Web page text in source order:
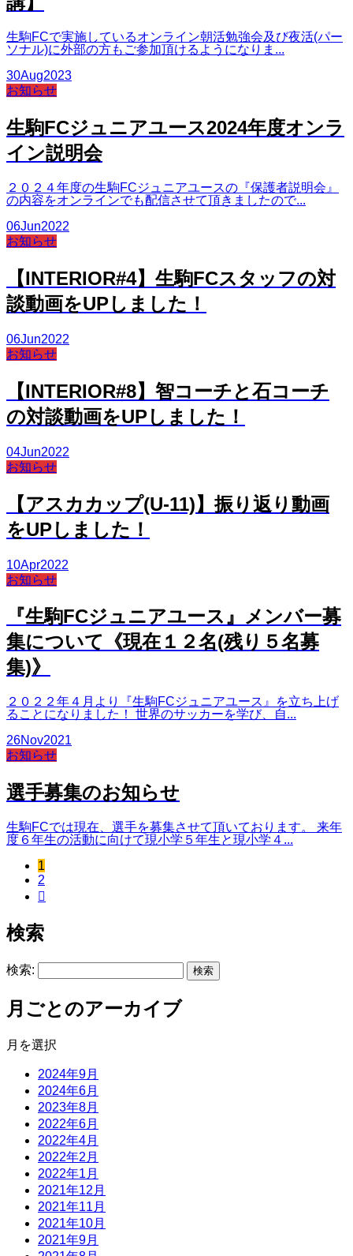
生駒FCで実施しているオンライン朝活勉強会及び夜活(パー
ソナル)に外部の方もご参加頂けるようになりま...
30Aug2023
お知らせ
生駒FCジュニアユース2024年度オンラ
イン説明会
２０２４年度の生駒FCジュニアユースの『保護者説明会』
の内容をオンラインでも配信させて頂きましたので...
06Jun2022
お知らせ
【INTERIOR#4】生駒FCスタッフの対
談動画をUPしました！
06Jun2022
お知らせ
【INTERIOR#8】智コーチと石コーチ
の対談動画をUPしました！
04Jun2022
お知らせ
【アスカカップ(U-11)】振り返り動画
をUPしました！
10Apr2022
お知らせ
『生駒FCジュニアユース』メンバー募
集について《現在１２名(残り５名募
集)》
２０２２年４月より『生駒FCジュニアユース』を立ち上げ
ることになりました！ 世界のサッカーを学び、自...
26Nov2021
お知らせ
選手募集のお知らせ
生駒FCでは現在、選手を募集させて頂いております。 来年
度６年生の活動に向けて現小学５年生と現小学４...
1
2

検索
検索:
月ごとのアーカイブ
月を選択
2024年9月
2024年6月
2023年8月
2022年6月
2022年4月
2022年2月
2022年1月
2021年12月
2021年11月
2021年10月
2021年9月